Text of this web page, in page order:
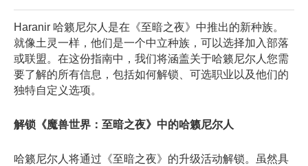
Haranir 哈籁尼尔人是在《至暗之夜》中推出的新种族。
就像土灵一样，他们是一个中立种族，可以选择加入部落
或联盟。在这份指南中，我们将涵盖关于哈籁尼尔人您需
要了解的所有信息，包括如何解锁、可选职业以及他们的
独特自定义选项。
解锁《魔兽世界：至暗之夜》中的哈籁尼尔人
哈籁尼尔人将通过《至暗之夜》的升级活动解锁。虽然具